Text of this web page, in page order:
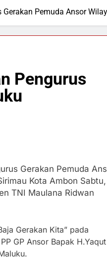
Pemuda Ansor
Pengurus
Gerakan Pemuda
Kota Ambon Sabtu,
TNI Maulana Ridwan
Gerakan Kita” pada
GP Ansor Bapak H.Yaqut